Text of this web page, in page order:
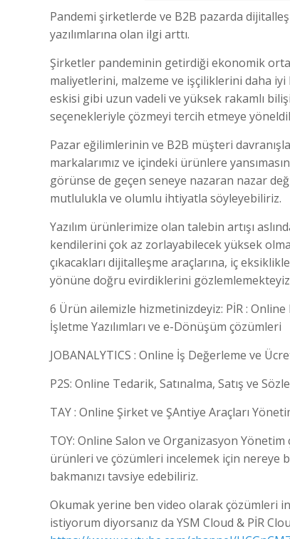
Pandemi şirketlerdeve B2B pazarda
yazılımlarına olan ilgi arttı.
Şirketler pandeminin getirdiği ekonomik
maliyetlerini, malzeme ve işçiliklerini daha
eskisi gibi uzun vadeli ve yüksek rakamlı
seçenekleriyle çözmeyi tercih etmeye
Pazar eğilimlerinin ve B2B müşteri
markalarımız ve içindeki ürünlere
görünse de geçen seneye nazaran nazar
mutlulukla ve olumlu ihtiyatla söyleyebiliriz.
Yazılım ürünlerimize olan talebin artışı
kendilerini çok az zorlayabilecek yüksek
çıkacakları dijitalleşme araçlarına, iç
yönüne doğru evirdiklerini
6 Ürün ailemizle hizmetinizdeyiz: PİR :
İşletme Yazılımları ve e-Dönüşüm çözümleri
JOBANALYTICS : Online İş Değerleme ve
P2S: Online Tedarik, Satınalma, Satış ve
TAY : Online Şirket ve ŞAntiye Araçları
TOY: Online Salon ve Organizasyon
ürünleri ve çözümleri incelemek için nereye
bakmanızı tavsiye edebiliriz.
Okumak yerine ben video olarak çözümleri
istiyorum diyorsanız da YSM Cloud & PİR